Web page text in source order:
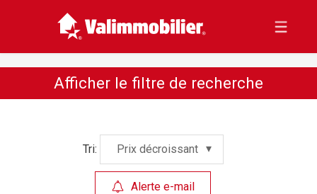
Afficher le filtre de recherche
Tri: Prix décroissant
Alerte e-mail